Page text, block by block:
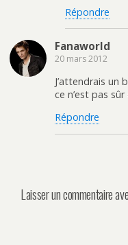
Répondre
Fanaworld
20 mars 2012
J’attendrais un
ce n’est pas
Répondre
Laisser un commentaire